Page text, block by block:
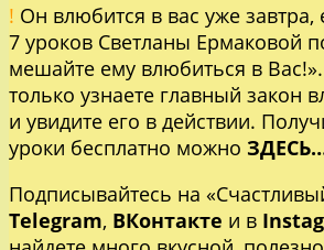
! Он влюбится в вас уже завтра,
7 уроков Светланы Ермаковой
мешайте ему влюбиться в
только узнаете главный закон
и увидите его в действии.
уроки бесплатно можно
Подписывайтесь на
Telegram, ВКонтакте и в